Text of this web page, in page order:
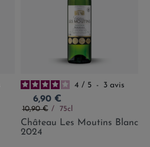
4 / 5 - 3 avis
Prix
6,90 €
Prix de base
10,90 € 75cl
Château Les Moutins Blanc
2024